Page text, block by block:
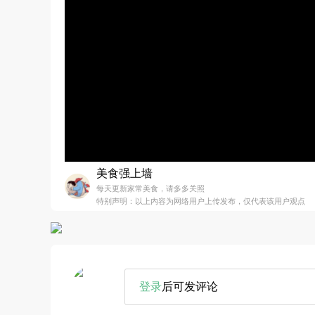
美食强上墙
每天更新家常美食，请多多关照
特别声明：以上内容为网络用户上传发布，仅代表该用户观点
登录后可发评论